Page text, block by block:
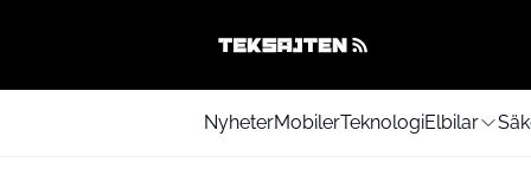
NyheterMobilerTeknologiElbilar